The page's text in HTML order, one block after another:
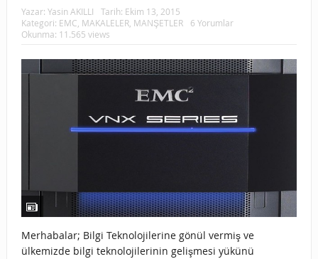
Yazar: Yasin AKILLI Tarih: Ekim 13, 2015
Kategori: EMC MAKALELER, MANŞETLER
6 Yorumlar
Okunma: 11.565 views
Merhabalar; Bilgi Teknolojilerine gönül vermiş ve
ülkemizde bilgi teknolojilerinin gelişmesi yükünü